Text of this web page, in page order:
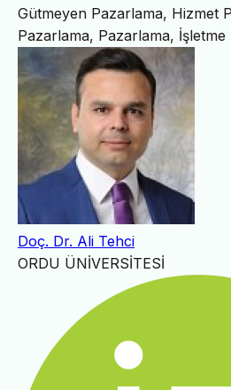
Gütmeyen Pazarlama, Hizmet
Pazarlama, Pazarlama, İşletme
Doç. Dr. Ali Tehci
ORDU ÜNİVERSİTESİ